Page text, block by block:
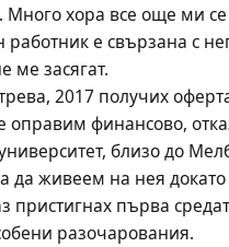
хора все още ми
е свързана с
ме засягат.
2017 получих
оправим финансово,
близо до
да живеем на нея
пристигнах първа
разочарования.